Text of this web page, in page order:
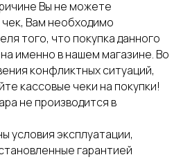
Вы не можете
Вам необходимо
того, что покупка данного
именно в нашем магазине. Во
конфликтных ситуаций,
кассовые чеки на покупки!
не производится в
условия эксплуатации,
гарантией